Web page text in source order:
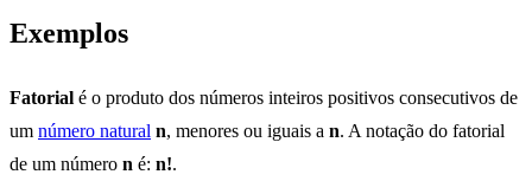
Exemplos
Fatorial é o produto dos números inteiros positivos consecutivos de
um número natural n, menores ou iguais a n. A notação do fatorial
de um número n é: n!.